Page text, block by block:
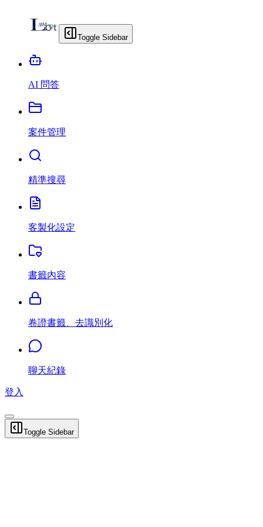
Toggle Sidebar
AI 問答
案件管理
精準搜尋
客製化設定
書籤內容
卷證書籤、去識別化
聊天紀錄
登入
Toggle Sidebar